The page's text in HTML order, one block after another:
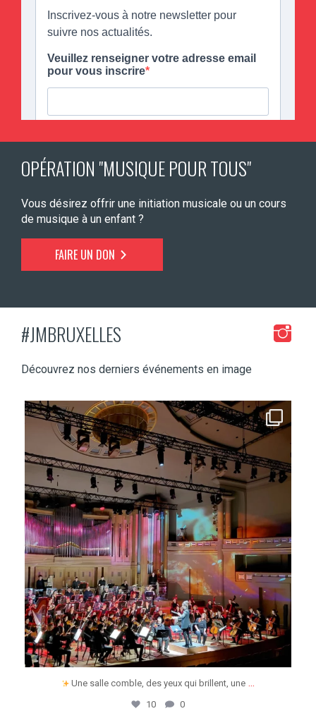
OPÉRATION "MUSIQUE POUR TOUS"
Vous désirez offrir une initiation musicale ou un cours
de musique à un enfant ?
FAIRE UN DON
#JMBRUXELLES
Découvrez nos derniers événements en image
jmbruxelles
Fév 2
Une salle comble, des yeux qui brillent, une ...
10 0